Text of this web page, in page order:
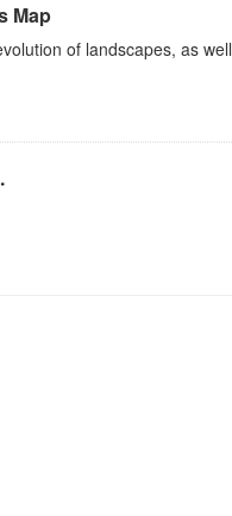
Map
of landscapes, as well